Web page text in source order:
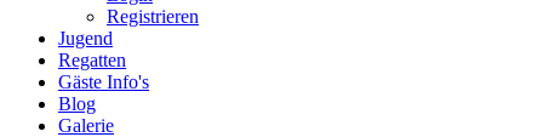
Registrieren
Jugend
Regatten
Gäste Info's
Blog
Galerie